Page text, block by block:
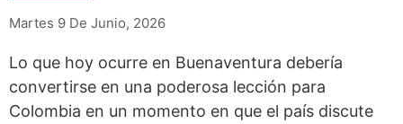
Martes 9 De Junio, 2026
Lo que hoy ocurre en Buenaventura debería
convertirse en una poderosa lección para
Colombia en un momento en que el país discute